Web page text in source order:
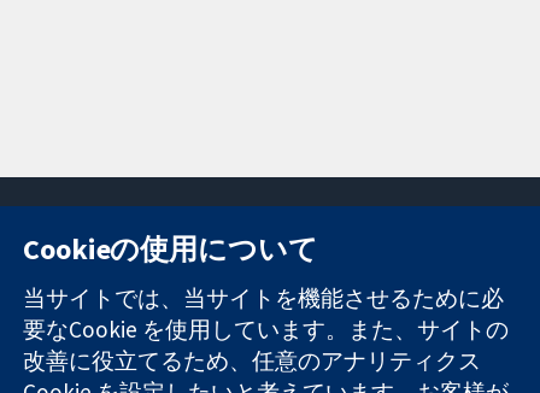
信頼できるエビ
デンスと
情報に基づく意
11-13 Cavendish
Square
London
W1G 0AN
お問い合わせ
ニュース
広報
コクランにつ
Cookieの使用について
当サイトでは、当サイトを機能させるために必
要なCookie を使用しています。また、サイトの
改善に役立てるため、任意のアナリティクス